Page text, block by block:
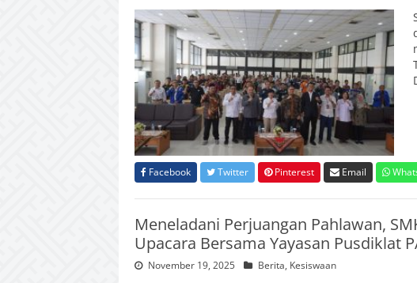
Facebook Twitter Pinterest Email
Meneladani Perjuangan Pahlawan,
Upacara Bersama Yayasan Pusdiklat
November 19, 2025 Berita, Kesiswaan